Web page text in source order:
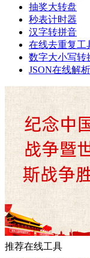
抽奖大转盘
秒表计时器
汉字转拼音
在线去重复工
数字大小写转
JSON在线解
推荐在线工具